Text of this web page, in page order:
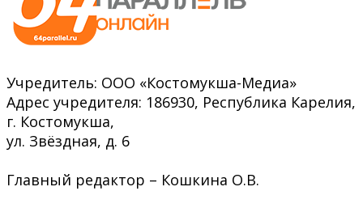
Учредитель: ООО «Костомукша-Медиа»
Адрес учредителя: 186930, Республика Карелия,
г. Костомукша,
ул. Звёздная, д. 6
Главный редактор – Кошкина О.В.